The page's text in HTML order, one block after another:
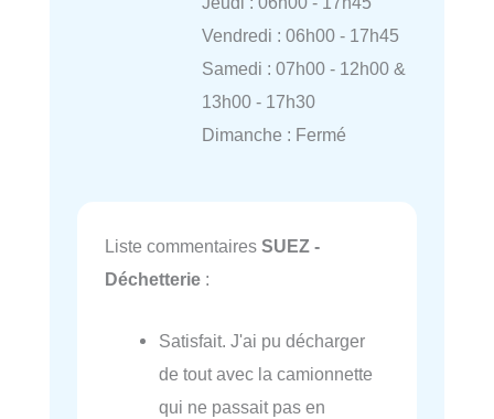
Vendredi : 06h00 - 17h45
Samedi : 07h00 - 12h00 &
13h00 - 17h30
Dimanche : Fermé
Liste commentaires SUEZ -
Déchetterie :
Satisfait. J'ai pu décharger
de tout avec la camionnette
qui ne passait pas en